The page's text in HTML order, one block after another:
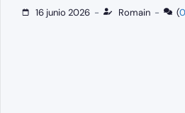
16 junio 2026 - Romain - (0